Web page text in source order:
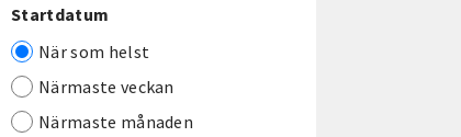
Startdatum
När som helst
Närmaste veckan
Närmaste månaden